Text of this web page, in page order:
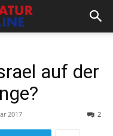
auf der
2017 2